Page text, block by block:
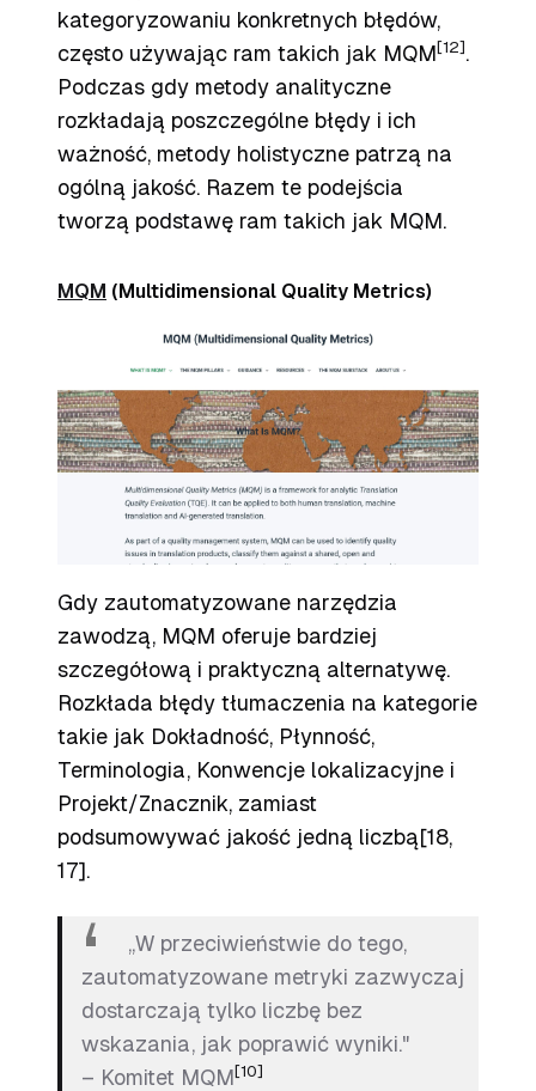
kategoryzowaniu konkretnych błędów,
często używając ram takich jak MQM [12] .
Podczas gdy metody analityczne
rozkładają poszczególne błędy i ich
ważność, metody holistyczne patrzą na
ogólną jakość. Razem te podejścia
tworzą podstawę ram takich jak MQM.
MQM (Multidimensional Quality Metrics)
Gdy zautomatyzowane narzędzia
zawodzą, MQM oferuje bardziej
szczegółową i praktyczną alternatywę.
Rozkłada błędy tłumaczenia na kategorie
takie jak Dokładność, Płynność,
Terminologia, Konwencje lokalizacyjne i
Projekt/Znacznik, zamiast
podsumowywać jakość jedną liczbą[18,
17].
„W przeciwieństwie do tego,
zautomatyzowane metryki zazwyczaj
dostarczają tylko liczbę bez
wskazania, jak poprawić wyniki."
– Komitet MQM [10]